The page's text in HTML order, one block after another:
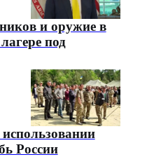
и оружие в
под
России